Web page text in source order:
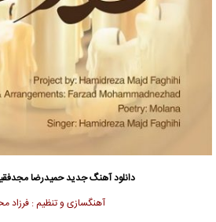
دانلود آهنگ جدیدحمیدرضا
آهنگسازی و تنظیم : فرزاد